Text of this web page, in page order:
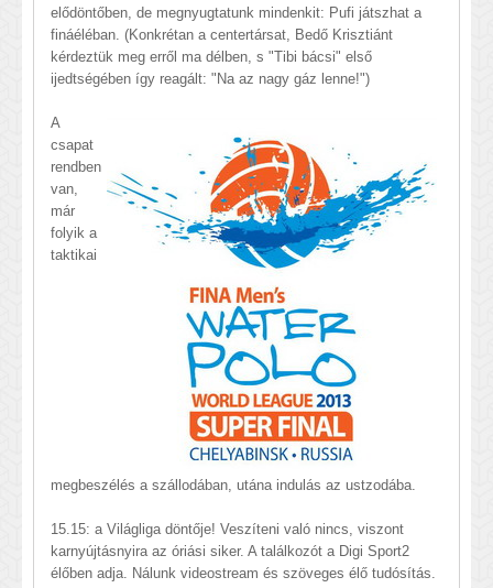
elődöntőben, de megnyugtatunk mindenkit: Pufi játszhat a
fináéléban. (Konkrétan a centertársat, Bedő Krisztiánt
kérdeztük meg erről ma délben, s "Tibi bácsi" első
ijedtségében így reagált: "Na az nagy gáz lenne!")
A
csapat
rendben
van,
már
folyik a
taktikai
megbeszélés a szállodában, utána indulás az ustzodába.
15.15: a Világliga döntője! Veszíteni való nincs, viszont
karnyújtásnyira az óriási siker. A találkozót a Digi Sport2
élőben adja. Nálunk videostream és szöveges élő tudósítás.